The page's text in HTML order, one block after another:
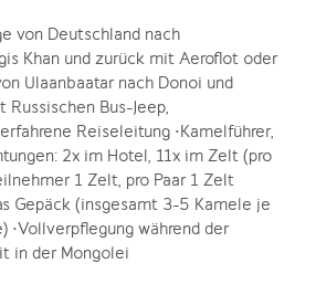
von Deutschland nach
Khan und zurück mit Aeroflot oder
Ulaanbaatar nach Donoi und
Russischen Bus-Jeep,
Reiseleitung •Kamelführer,
2x im Hotel, 11x im Zelt (pro
1 Zelt, pro Paar 1 Zelt
Gepäck (insgesamt 3-5 Kamele je
•Vollverpflegung während der
in der Mongolei